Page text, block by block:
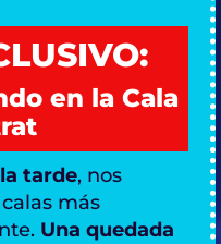
en la Cala
tarde, nos
más
Una quedada